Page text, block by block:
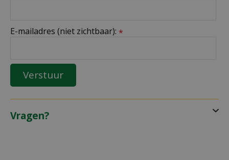
E-mailadres (niet zichtbaar): *
Vragen?